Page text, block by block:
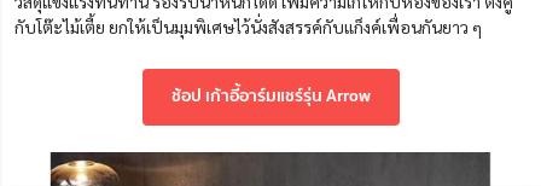
กับโต๊ะไม้เตี้ย ยกให้เป็นมุมพิเศษไว้นั่งสังสรรค์กับแก็งค์เพื่อนกันยาว ๆ
ช้อป เก้าอี้อาร์มแชร์รุ่น Arrow